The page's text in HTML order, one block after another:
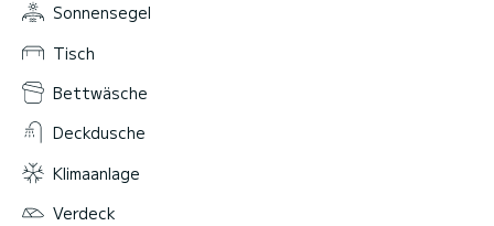
Sonnensegel
Tisch
Bettwäsche
Deckdusche
Klimaanlage
Verdeck